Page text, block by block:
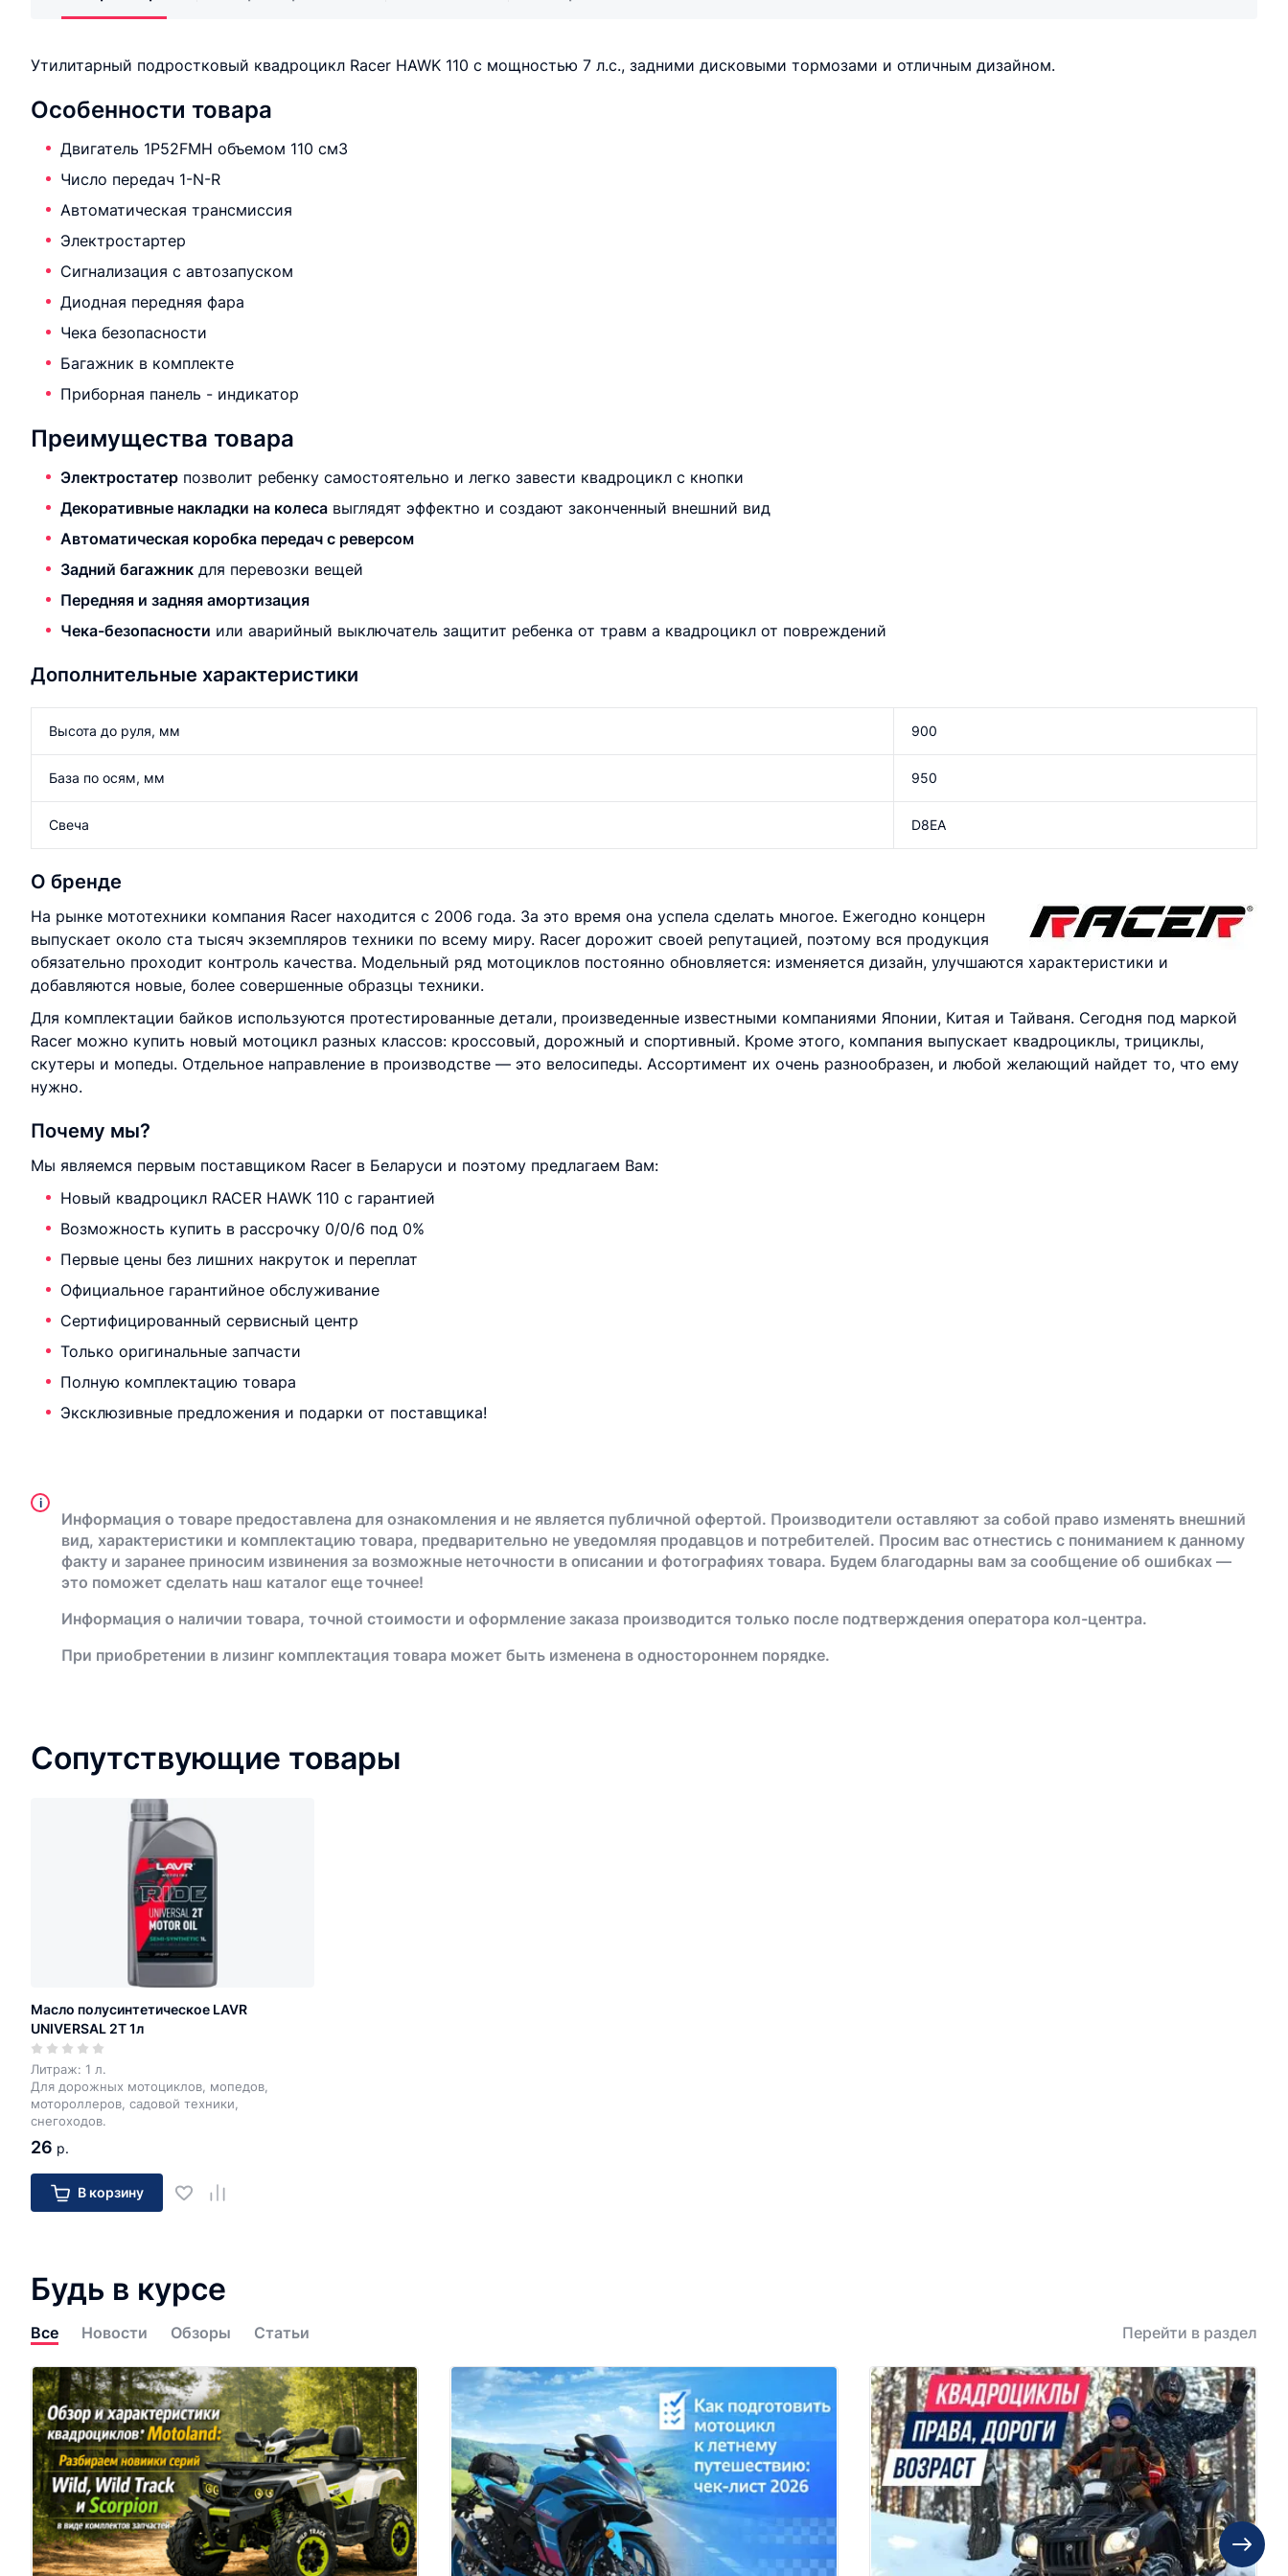
Утилитарный подростковый квадроцикл Racer HAWK 110 c мощностью 7 л.с., задними дисковыми тормозами и отличным дизайном.
Особенности товара
Двигатель 1P52FMH объемом 110 см3
Число передач 1-N-R
Автоматическая трансмиссия
Электростартер
Сигнализация с автозапуском
Диодная передняя фара
Чека безопасности
Багажник в комплекте
Приборная панель - индикатор
Преимущества товара
Электростатер позволит ребенку самостоятельно и легко завести квадроцикл с кнопки
Декоративные накладки на колеса выглядят эффектно и создают законченный внешний вид
Автоматическая коробка передач с реверсом
Задний багажник для перевозки вещей
Передняя и задняя амортизация
Чека-безопасности или аварийный выключатель защитит ребенка от травм а квадроцикл от повреждений
Дополнительные характеристики
Высота до руля, мм 900
База по осям, мм 950
Свеча D8EA
О бренде
На рынке мототехники компания Racer находится с 2006 года. За это время она успела сделать многое. Ежегодно концерн
выпускает около ста тысяч экземпляров техники по всему миру. Racer дорожит своей репутацией, поэтому вся продукция
обязательно проходит контроль качества. Модельный ряд мотоциклов постоянно обновляется: изменяется дизайн, улучшаются характеристики и
добавляются новые, более совершенные образцы техники.
Для комплектации байков используются протестированные детали, произведенные известными компаниями Японии, Китая и Тайваня. Сегодня под маркой
Racer можно купить новый мотоцикл разных классов: кроссовый, дорожный и спортивный. Кроме этого, компания выпускает квадроциклы, трициклы,
скутеры и мопеды. Отдельное направление в производстве — это велосипеды. Ассортимент их очень разнообразен, и любой желающий найдет то, что ему
нужно.
Почему мы?
Мы являемся первым поставщиком Racer в Беларуси и поэтому предлагаем Вам:
Новый квадроцикл RACER HAWK 110 с гарантией
Возможность купить в рассрочку 0/0/6 под 0%
Первые цены без лишних накруток и переплат
Официальное гарантийное обслуживание
Сертифицированный сервисный центр
Только оригинальные запчасти
Полную комплектацию товара
Эксклюзивные предложения и подарки от поставщика!
i
Информация о товаре предоставлена для ознакомления и не является публичной офертой. Производители оставляют за собой право изменять внешний
вид, характеристики и комплектацию товара, предварительно не уведомляя продавцов и потребителей. Просим вас отнестись с пониманием к данному
факту и заранее приносим извинения за возможные неточности в описании и фотографиях товара. Будем благодарны вам за сообщение об ошибках —
это поможет сделать наш каталог еще точнее!
Информация о наличии товара, точной стоимости и оформление заказа производится только после подтверждения оператора кол-центра.
При приобретении в лизинг комплектация товара может быть изменена в одностороннем порядке.
Сопутствующие товары
Масло полусинтетическое LAVR
UNIVERSAL 2T 1л
Литраж: 1 л.
Для дорожных мотоциклов, мопедов,
мотороллеров, садовой техники,
снегоходов.
26 р.
В корзину
Будь в курсе
Все Новости Обзоры Статьи Перейти в раздел